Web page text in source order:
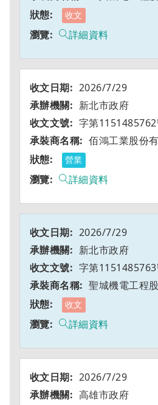
收文
詳細資料
2026/7/29
新北市政府
字第
佰鴻工業股份
營業
詳細資料
2026/7/29
新北市政府
字第
聖城機電工程
收文
詳細資料
2026/7/29
高雄市政府